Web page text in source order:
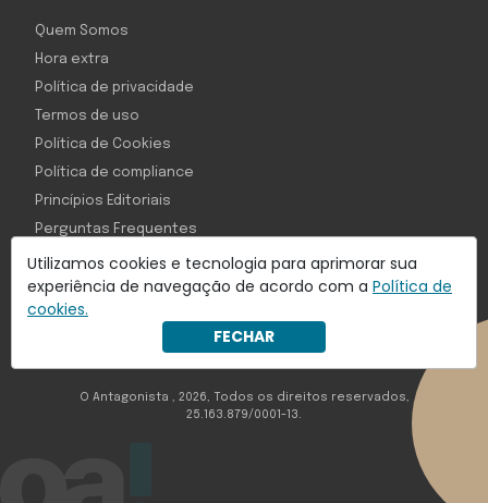
Utilizamos cookies e tecnologia para aprimorar sua
experiência de navegação de acordo com a Política de
cookies.
FECHAR
Com inteligência e tecnologia:
Object1ve - Marketing Solution
Quem Somos
Hora extra
Política de privacidade
Termos de uso
Política de Cookies
Política de compliance
Princípios Editoriais
Perguntas Frequentes
O Antagonista , 2026, Todos os direitos reservados,
25.163.879/0001-13.